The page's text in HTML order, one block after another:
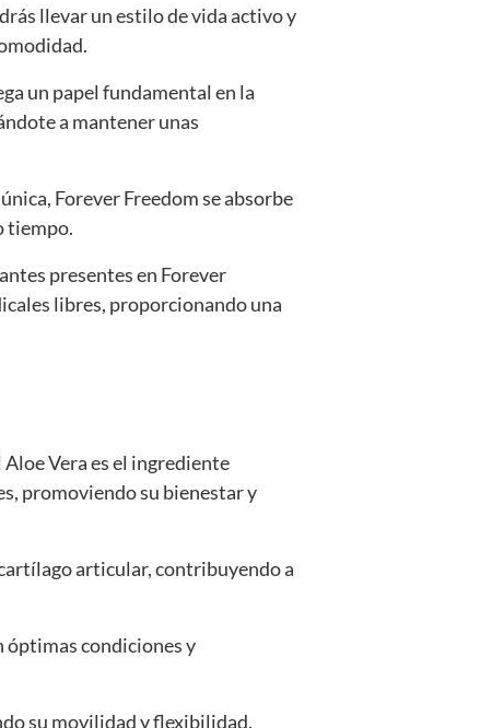
llevar un estilo de vida activo y
un papel fundamental en la
a mantener unas
Forever Freedom se absorbe
tiempo.
presentes en Forever
libres, proporcionando una
Vera es el ingrediente
promoviendo su bienestar y
articular, contribuyendo a
óptimas condiciones y
su movilidad y flexibilidad.